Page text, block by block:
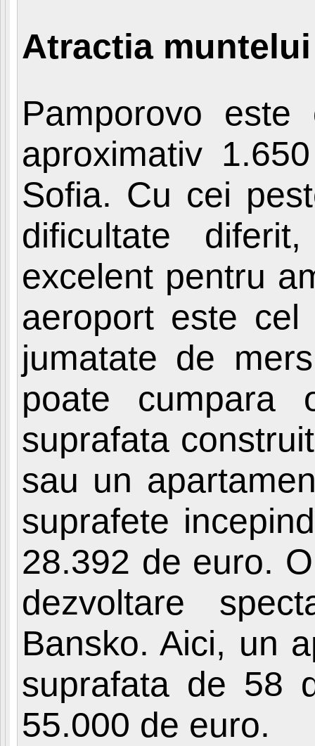
Atractia muntelui
Pamporovo
aproximativ
Sofia. Cu cei
dificultate
excelent pentru
aeroport este
jumatate de
poate
suprafata
sau un
suprafete
28.392 de euro.
dezvoltare
Bansko. Aici, un
suprafata de 58
55.000 de euro.